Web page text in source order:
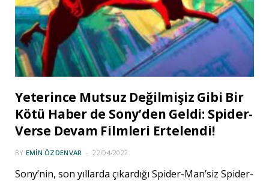
Yeterince Mutsuz Değilmişiz Gibi Bir
Kötü Haber de Sony’den Geldi: Spider-
Verse Devam Filmleri Ertelendi!
BY EMIN ÖZDENVAR 22/04/2022
Sony’nin, son yıllarda çıkardığı Spider-Man’siz Spider-